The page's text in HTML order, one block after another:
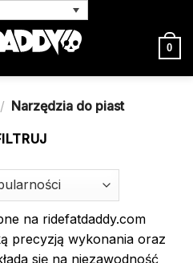
0
/ Narzędzia do piast
na ridefatdaddy.com
precyzją wykonania oraz
się na niezawodność